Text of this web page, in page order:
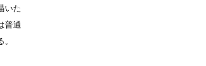
いた
普通